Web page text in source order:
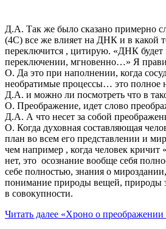
Д.А. Так же было сказано примерно
(4С) все же влияет на ДНК и в какой
переключится , цитирую. «ДНК будет
переключении, мгновенно…» Я
О. Да это при наполнении, когда
необратимые процессы… это полное
Д.А. и можно ли посмотреть что в
О. Преображение, идет слово
Д.А. А что несет за собой
О. Когда духовная составляющая
план во всем его представлении и
чем например , когда человек кричит
нет, это осознание вообще себя
себе полностью, знания о
понимание природы вещей, природы
в совокупности.
Читать далее «Хроно о преображении